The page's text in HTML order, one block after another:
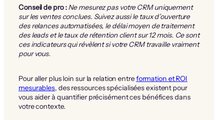
Conseil de pro :Ne mesurez pas votre CRM uniquement
sur les ventes conclues. Suivez aussi le taux d’ouverture
des relances automatisées, le délai moyen de traitement
des leads et le taux de rétention client sur 12 mois. Ce sont
ces indicateurs qui révèlent si votre CRM travaille vraiment
pour vous.
Pour aller plus loin sur la relation entreformation et ROI
mesurables, des ressources spécialisées existent pour
vous aider à quantifier précisément ces bénéfices dans
votre contexte.